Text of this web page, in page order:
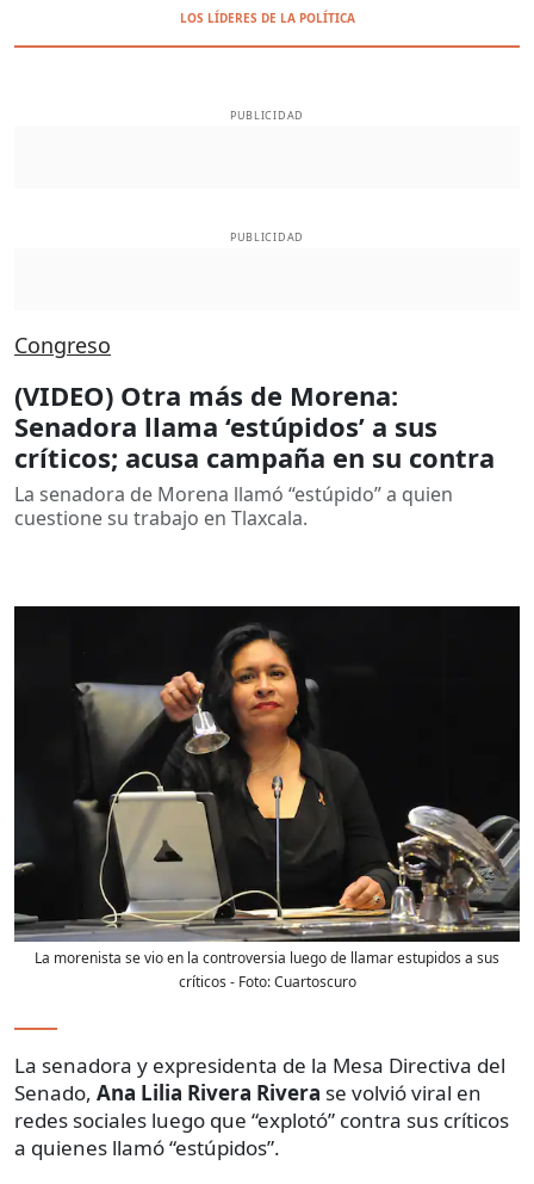
LOS LÍDERES DE LA POLÍTICA
PUBLICIDAD
PUBLICIDAD
Congreso
(VIDEO) Otra más de Morena:
Senadora llama ‘estúpidos’ a sus
críticos; acusa campaña en su contra
La senadora de Morena llamó “estúpido” a quien
cuestione su trabajo en Tlaxcala.
La morenista se vio en la controversia luego de llamar estupidos a sus
críticos - Foto:Cuartoscuro
La senadora y expresidenta de la Mesa Directiva del
Senado, Ana Lilia Rivera Rivera se volvió viral en
redes sociales luego que “explotó” contra sus críticos
a quienes llamó “estúpidos”.